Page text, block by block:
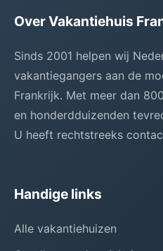
Over Vakantiehuis
Sinds 2001 helpen wij
vakantiegangers aan de
Frankrijk. Met meer dan
en honderdduizenden
U heeft rechtstreeks
Handige links
Alle vakantiehuizen